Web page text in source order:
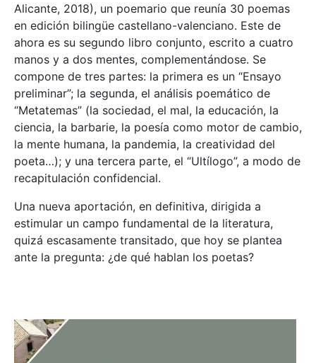
Alicante, 2018), un poemario que reunía 30 poemas
en edición bilingüe castellano-valenciano. Este de
ahora es su segundo libro conjunto, escrito a cuatro
manos y a dos mentes, complementándose. Se
compone de tres partes: la primera es un “Ensayo
preliminar”; la segunda, el análisis poemático de
“Metatemas” (la sociedad, el mal, la educación, la
ciencia, la barbarie, la poesía como motor de cambio,
la mente humana, la pandemia, la creatividad del
poeta…); y una tercera parte, el “Ultílogo”, a modo de
recapitulación confidencial.
Una nueva aportación, en definitiva, dirigida a
estimular un campo fundamental de la literatura,
quizá escasamente transitado, que hoy se plantea
ante la pregunta: ¿de qué hablan los poetas?